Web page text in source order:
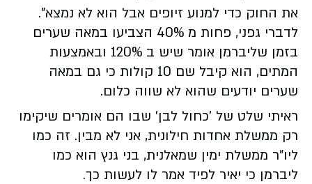
את החוק כדי למנוע זיופים אבל הוא לא נמצא".
לדברי גפני, פחות מ 40% הצביעו במאה שערים
בזמן שליברמן אומר שיש ב 120% ובאמצעות
המתים, הוא קיבל שם 10 קולות כי גם במאה
שערים יודעים שהוא לא שווה כלום.
ראיתי שלט של 'כחול לבן' שבו הם אומרים שיקימו
רק ממשלת אחדות חילונית, אני לא מבין. זה כמו
ליו"ר ממשלת ימין שמאלנית, בני גנץ הוא כמו
ליברמן כי יאיר לפיד אמר לו לעשות כך.